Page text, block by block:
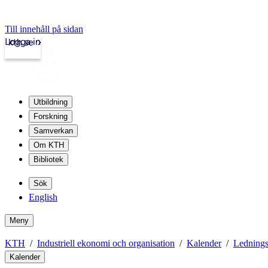
Till innehåll på sidan
kth.se
Logga in
Utbildning
Forskning
Samverkan
Om KTH
Bibliotek
Sök
English
Meny
KTH Industriell ekonomi och organisation Kalender
Kalender